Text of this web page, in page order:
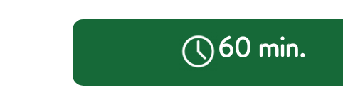
60 min.